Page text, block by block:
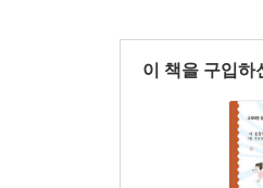
이 책을 구입하